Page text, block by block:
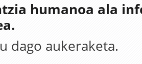
humanoa ala
dago aukeraketa.